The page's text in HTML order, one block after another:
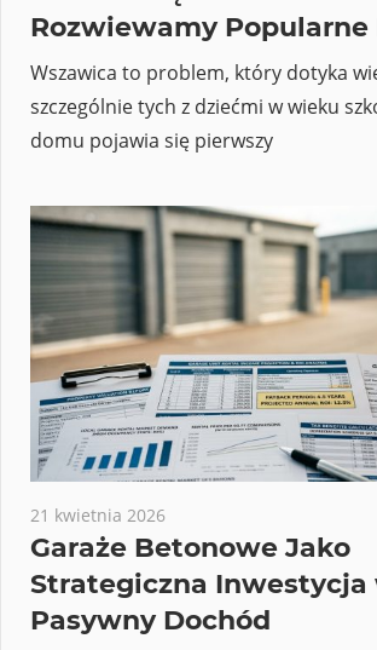
Rozwiewamy
Wszawica to problem, który dotyka
szczególnie tych z dziećmi w wieku
domu pojawia się pierwszy
21 kwietnia 2026
Garaże Betonowe Jako
Strategiczna Inwestycja
Pasywny Dochód